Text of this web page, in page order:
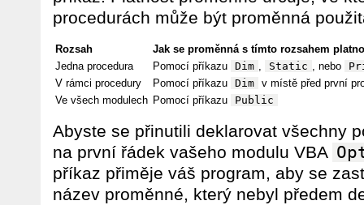
procedurách může být proměnná
Rozsah
Jak se proměnná s tímto rozsahem
Jedna procedura
Pomocí příkazu Dim , Static , nebo
V rámci procedury
Pomocí příkazu Dim v místě před první
Ve všech modulech Pomocí příkazu Public
Abyste se přinutili deklarovat všechny
na první řádek vašeho modulu VBA
příkaz přiměje váš program, aby se
název proměnné, který nebyl předem